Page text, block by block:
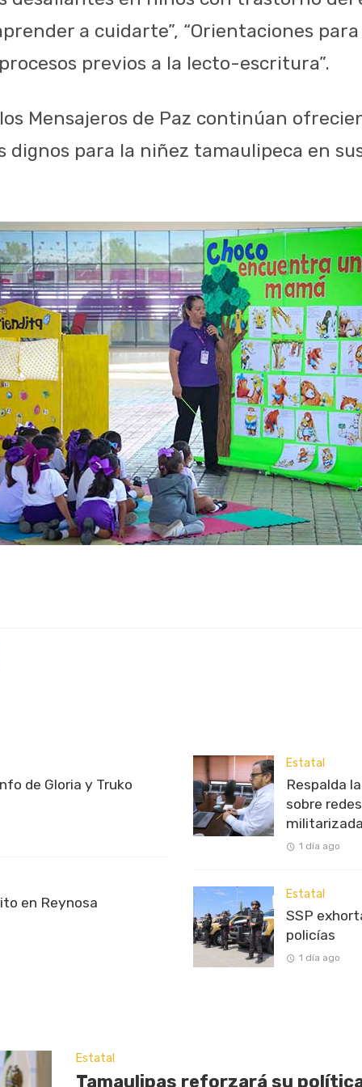
a cuidarte”, “Orientaciones
previos a la lecto-escritura”.
Mensajeros de Paz continúan
dignos para la niñez tamaulipeca en
de Gloria y Truko
en Reynosa
Estatal
Respalda
sobre
1 día ago
Estatal
SSP
policías
1 día ago
Estatal
Tamaulipas reforzará su